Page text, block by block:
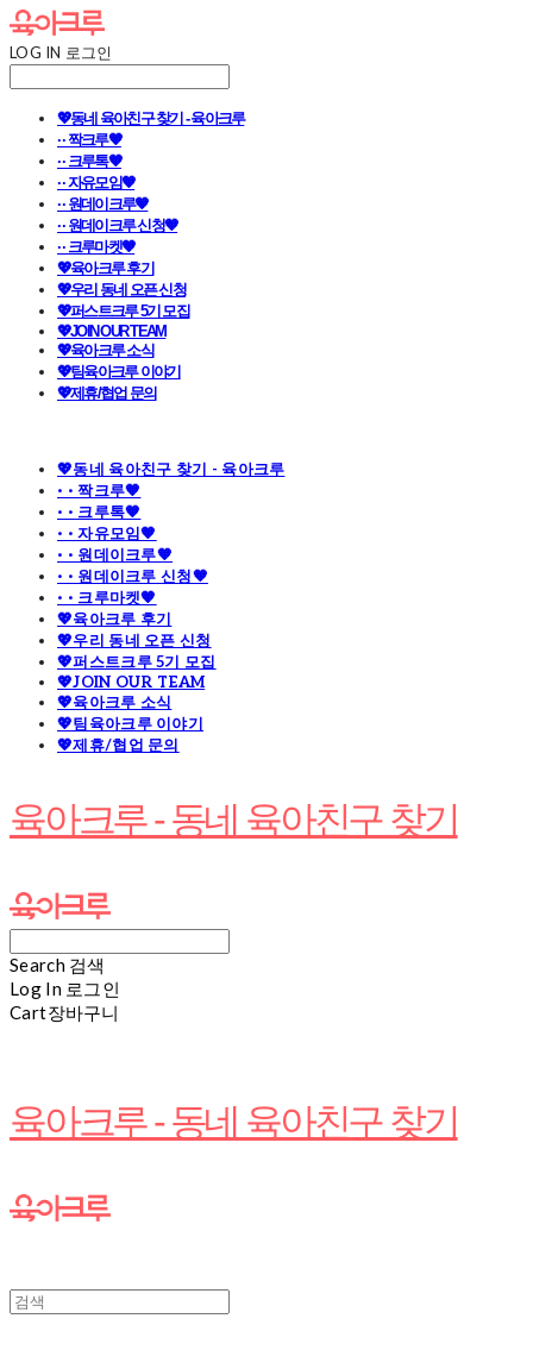
LOG IN 로그인
💖동네 육아친구 찾기 - 육아크루
· · 짝크루🧡
· · 크루톡🧡
· · 자유모임🧡
· · 원데이크루🧡
· · 원데이크루 신청🧡
· · 크루마켓🧡
💖육아크루 후기
💖우리 동네 오픈 신청
💖퍼스트크루 5기 모집
💖JOIN OUR TEAM
💖육아크루 소식
💖팀육아크루 이야기
💖제휴/협업 문의
💖동네 육아친구 찾기 - 육아크루
· · 짝크루🧡
· · 크루톡🧡
· · 자유모임🧡
· · 원데이크루🧡
· · 원데이크루 신청🧡
· · 크루마켓🧡
💖육아크루 후기
💖우리 동네 오픈 신청
💖퍼스트크루 5기 모집
💖JOIN OUR TEAM
💖육아크루 소식
💖팀육아크루 이야기
💖제휴/협업 문의
육아크루 - 동네 육아친구 찾기
Search 검색
Log In 로그인
Cart장바구니
육아크루 - 동네 육아친구 찾기